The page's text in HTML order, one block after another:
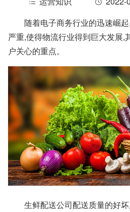
随着电子商务行业的迅速崛
严重,使得物流行业得到巨大发展,
户关心的重点。
生鲜配送公司配送质量的好